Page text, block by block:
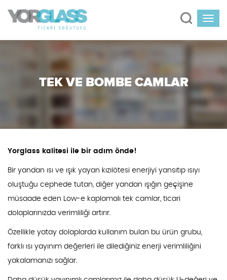
TEK VE BOMBE CAMLAR
Yorglass kalitesi ile bir adım önde!
Bir yandan ısı ve ışık yayan kızılötesi enerjiyi yansıtıp ısıyı
oluştuğu cephede tutan, diğer yandan ışığın geçişine
müsaade eden Low-e kaplamalı tek camlar, ticari
dolaplarınızda verimliliği artırır.
Özellikle yatay dolaplarda kullanım bulan bu ürün grubu,
farklı ısı yayınım değerleri ile dilediğiniz enerji verimliliğini
yakalamanızı sağlar.